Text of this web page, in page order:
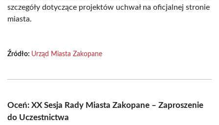
szczegóły dotyczące projektów uchwał na oficjalnej stronie
miasta.
Źródło: Urząd Miasta Zakopane
Oceń: XX Sesja Rady Miasta Zakopane – Zaproszenie
do Uczestnictwa